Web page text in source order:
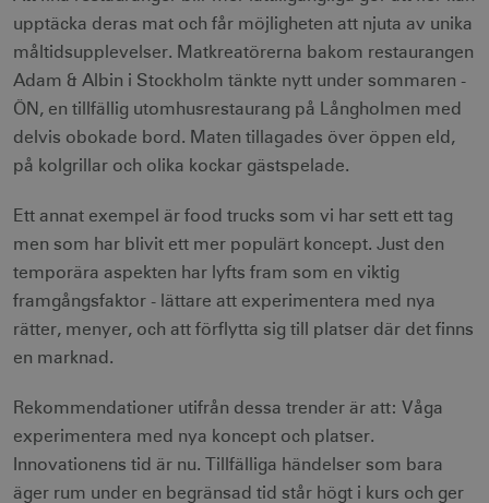
upptäcka deras mat och får möjligheten att njuta av unika
måltidsupplevelser. Matkreatörerna bakom restaurangen
Adam & Albin i Stockholm tänkte nytt under sommaren -
ÖN, en tillfällig utomhusrestaurang på Långholmen med
delvis obokade bord. Maten tillagades över öppen eld,
på kolgrillar och olika kockar gästspelade.
Ett annat exempel är food trucks som vi har sett ett tag
men som har blivit ett mer populärt koncept. Just den
temporära aspekten har lyfts fram som en viktig
framgångsfaktor - lättare att experimentera med nya
rätter, menyer, och att förflytta sig till platser där det finns
en marknad.
Rekommendationer utifrån dessa trender är att: Våga
experimentera med nya koncept och platser.
Innovationens tid är nu. Tillfälliga händelser som bara
äger rum under en begränsad tid står högt i kurs och ger